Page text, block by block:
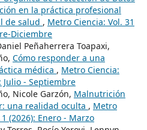
en la práctica profesional
de salud , Metro Ciencia: Vol. 31
Diciembre
Peñaherrera Toapaxi,
Cómo responder a una
médica , Metro Ciencia:
Julio - Septiembre
Nicole Garzón, Malnutrición
una realidad oculta , Metro
(2026): Enero - Marzo